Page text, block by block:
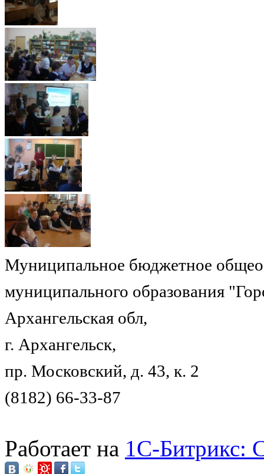
Муниципальное бюджетное
муниципального образования
Архангельская обл,
г. Архангельск,
пр. Московский, д. 43, к. 2
(8182) 66-33-87
Работает на 1C-Битрикс: